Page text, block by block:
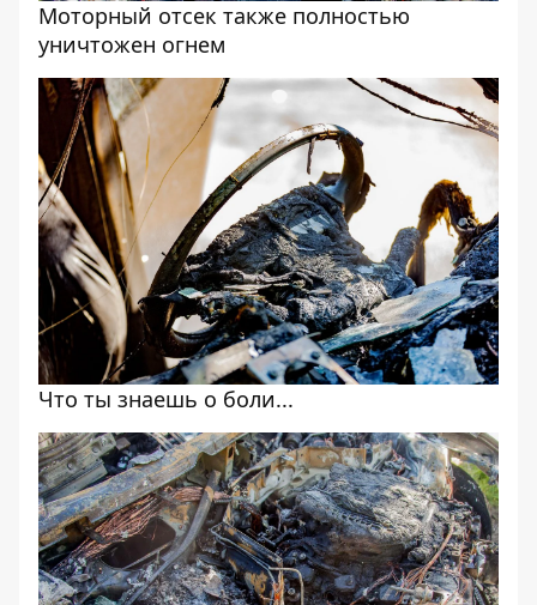
Моторный отсек также полностью
уничтожен огнем
Что ты знаешь о боли...